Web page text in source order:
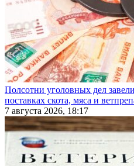
Полсотни уголовных дел
поставках скота, мяса и
7 августа 2026, 18:17